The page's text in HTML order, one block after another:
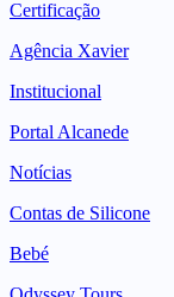
Certificação
Agência Xavier
Institucional
Portal Alcanede
Notícias
Contas de Silicone
Bebé